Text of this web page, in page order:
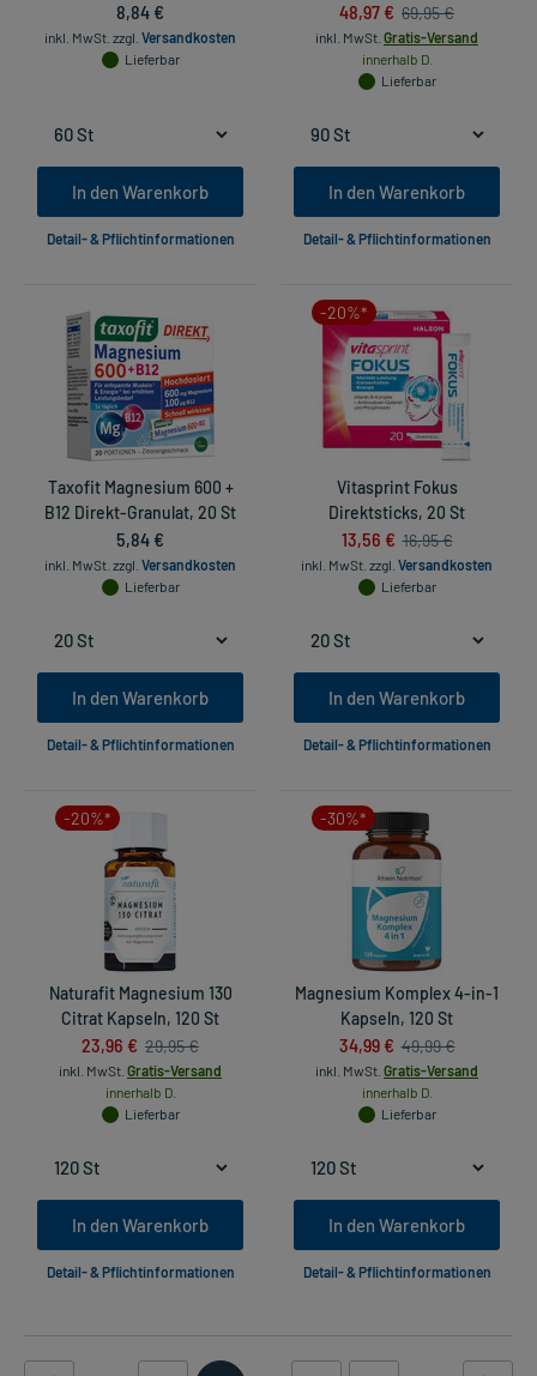
8,84 €
inkl. MwSt. zzgl. Versandkosten
Lieferbar
In den Warenkorb
Detail- & Pflichtinformationen
48,97 € 69,95 €
inkl. MwSt. Gratis-Versand
innerhalb D.
Lieferbar
In den Warenkorb
Detail- & Pflichtinformationen
Taxofit Magnesium 600 +
B12 Direkt-Granulat, 20 St
5,84 €
inkl. MwSt. zzgl. Versandkosten
Lieferbar
In den Warenkorb
Detail- & Pflichtinformationen
-20%*
Vitasprint Fokus
Direktsticks, 20 St
13,56 € 16,95 €
inkl. MwSt. zzgl. Versandkosten
Lieferbar
In den Warenkorb
Detail- & Pflichtinformationen
-20%*
Naturafit Magnesium 130
Citrat Kapseln, 120 St
23,96 € 29,95 €
inkl. MwSt. Gratis-Versand
innerhalb D.
Lieferbar
In den Warenkorb
Detail- & Pflichtinformationen
-30%*
Magnesium Komplex 4-in-1
Kapseln, 120 St
34,99 € 49,99 €
inkl. MwSt. Gratis-Versand
innerhalb D.
Lieferbar
In den Warenkorb
Detail- & Pflichtinformationen